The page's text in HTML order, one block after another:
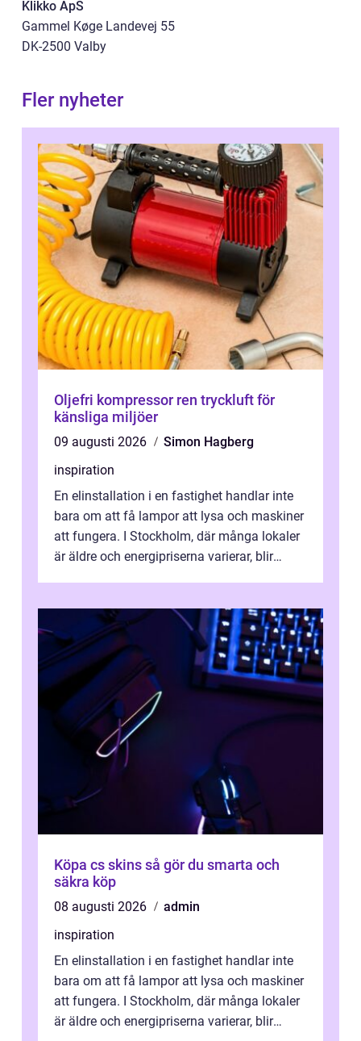
Klikko ApS
Gammel Køge Landevej 55
DK-2500 Valby
Fler nyheter
Oljefri kompressor ren tryckluft för
känsliga miljöer
09 augusti 2026
Simon Hagberg
inspiration
En elinstallation i en fastighet handlar inte
bara om att få lampor att lysa och maskiner
att fungera. I Stockholm, där många lokaler
är äldre och energipriserna varierar, blir
Köpa cs skins så gör du smarta och
säkra köp
08 augusti 2026
admin
inspiration
En elinstallation i en fastighet handlar inte
bara om att få lampor att lysa och maskiner
att fungera. I Stockholm, där många lokaler
är äldre och energipriserna varierar, blir